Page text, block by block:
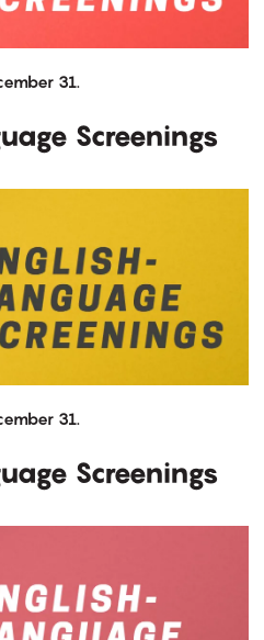
31.
Screenings
31.
Screenings